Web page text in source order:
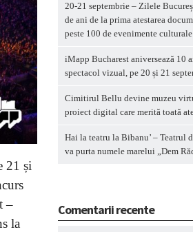
21 și
–
la
20-21 septembrie – Zilele
de ani de la prima atestarea
peste 100 de evenimente
iMapp Bucharest aniversează 10
spectacol vizual, pe 20 și 21
Cimitirul Bellu devine muzeu
proiect digital care merită toată
Hai la teatru la Bibanu’ – Teatrul
va purta numele marelui „Dem
Comentarii recente